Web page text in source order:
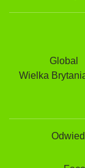
Global
Wielka